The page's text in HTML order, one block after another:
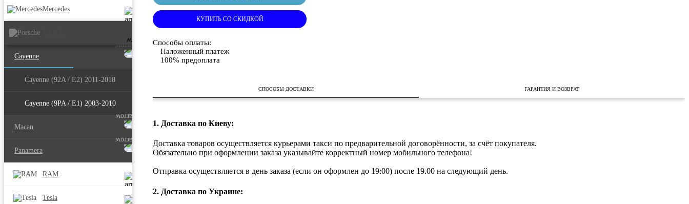
Mercedes
Cayenne
Cayenne (92A / E2) 2011-2018
Cayenne (9PA / E1) 2003-2010
Macan
Panamera
RAM
Tesla
КУПИТЬ СО СКИДКОЙ
Способы оплаты:
Наложенный платеж
100% предоплата
СПОСОБЫ ДОСТАВКИ ГАРАНТИЯ И ВОЗВРАТ
1. Доставка по Киеву:
Доставка товаров осуществляется курьерами такси по предварительной договорённости, за счёт покупателя.
Обязательно при оформлении заказа указывайте корректный номер мобильного телефона!
Отправка осуществляется в день заказа (если он оформлен до 19:00) после 19.00 на следующий день.
2. Доставка по Украине: